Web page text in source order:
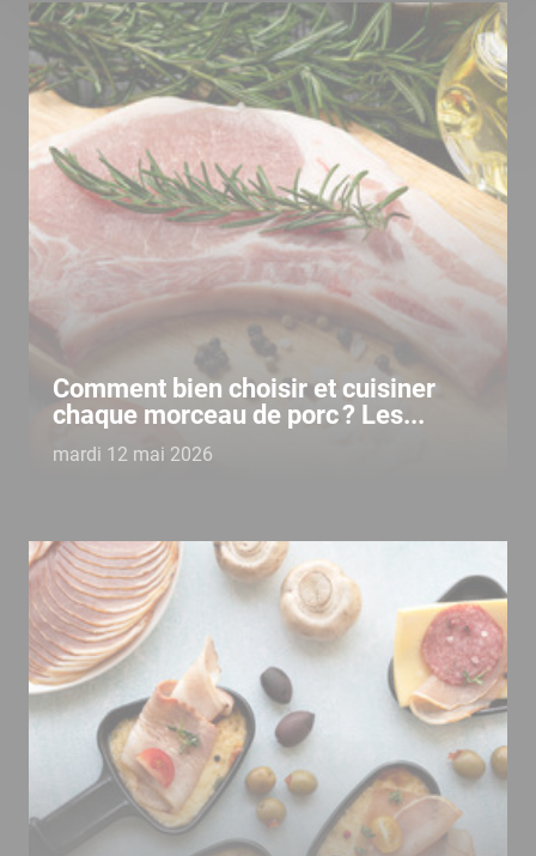
Comment bien choisir et cuisiner
chaque morceau de porc ? Les...
mardi 12 mai 2026